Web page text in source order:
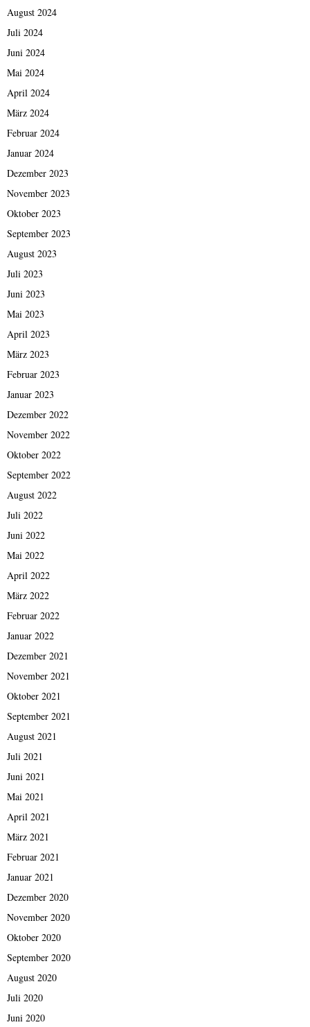
August 2024
Juli 2024
Juni 2024
Mai 2024
April 2024
März 2024
Februar 2024
Januar 2024
Dezember 2023
November 2023
Oktober 2023
September 2023
August 2023
Juli 2023
Juni 2023
Mai 2023
April 2023
März 2023
Februar 2023
Januar 2023
Dezember 2022
November 2022
Oktober 2022
September 2022
August 2022
Juli 2022
Juni 2022
Mai 2022
April 2022
März 2022
Februar 2022
Januar 2022
Dezember 2021
November 2021
Oktober 2021
September 2021
August 2021
Juli 2021
Juni 2021
Mai 2021
April 2021
März 2021
Februar 2021
Januar 2021
Dezember 2020
November 2020
Oktober 2020
September 2020
August 2020
Juli 2020
Juni 2020